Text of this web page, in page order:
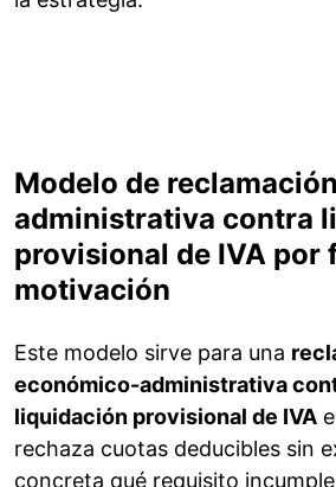
Modelo de
administrativa contra
provisional de IVA por
motivación
Este modelo sirve para una
económico-administrativa
liquidación provisional de IVA
rechaza cuotas deducibles sin
concreta qué requisito